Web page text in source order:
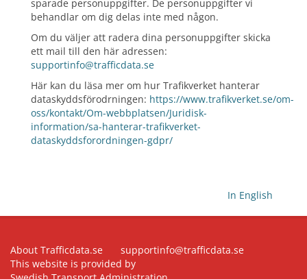
sparade personuppgifter. De personuppgifter vi
behandlar om dig delas inte med någon.
Om du väljer att radera dina personuppgifter skicka
ett mail till den här adressen:
supportinfo@trafficdata.se
Här kan du läsa mer om hur Trafikverket hanterar
dataskyddsförodrningen: https://www.trafikverket.se/om-
oss/kontakt/Om-webbplatsen/Juridisk-
information/sa-hanterar-trafikverket-
dataskyddsforordningen-gdpr/
In English
About Trafficdata.se
supportinfo@trafficdata.se
This website is provided by